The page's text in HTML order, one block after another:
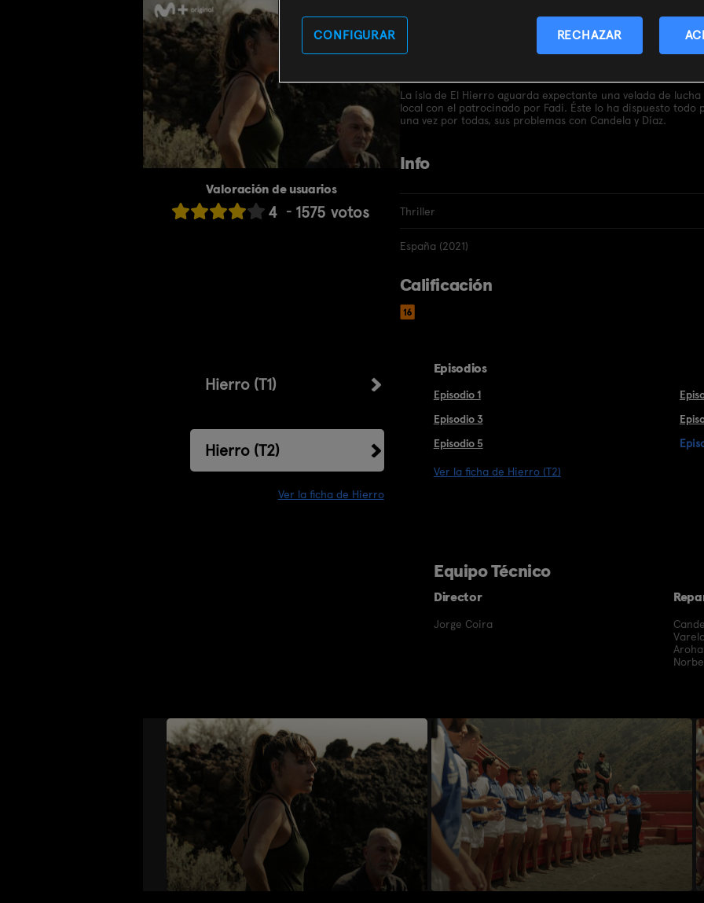
Valoración de usuarios
4 1575 votos
La isla de El Hierro aguarda expectante una velada de
local con el patrocinado por Fadi. Éste lo ha dispuesto todo
una vez por todas, sus problemas con Candela y Díaz.
Info
Thriller
España (2021)
Calificación
Hierro (T1)
Hierro (T2)
Ver la ficha de Hierro
Episodios
Episodio 1
Episodio 3
Episodio 5
Ver la ficha de Hierro (T2)
Equipo Técnico
Director
Jorge Coira
Varela
CONFIGURAR RECHAZAR